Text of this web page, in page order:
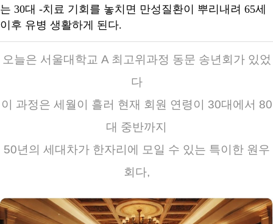
는 30대 -치료 기회를 놓치면 만성질환이 뿌리내려 65세
이후 유병 생활하게 된다.
오늘은 서울대학교 A 최고위과정 동문 송년회가 있었
다
이 과정은 세월이 흘러 현재 회원 연령이 30대에서 80
대 중반까지
50년의 세대차가 한자리에 모일 수 있는 특이한 원우
회다,